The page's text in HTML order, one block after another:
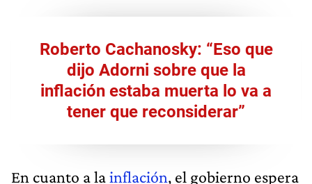
Roberto Cachanosky: “Eso que
dijo Adorni sobre que la
inflación estaba muerta lo va a
tener que reconsiderar”
En cuanto a lainflación, el gobierno espera